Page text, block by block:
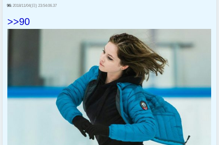
96: 2018/11/04(日) 23:54:06.37
>>90